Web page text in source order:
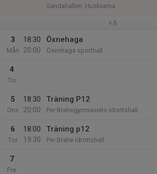
Sandahallen, Huskvarna
v.6
3
Mån
18:30
20:00
Öxnehaga
Öxenhaga sporthall
4
Tis
5
Ons
18:30
20:00
Träning P12
Per Brahegymnasiets idrottshall
6
Tor
18:00
19:30
Träning p12
Per Brahe idrottshall
7
Fre